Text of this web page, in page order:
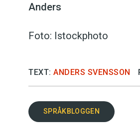
Anders
Foto: Istockphoto
TEXT: ANDERS SVENSSON
SPRÅKBLOGGEN